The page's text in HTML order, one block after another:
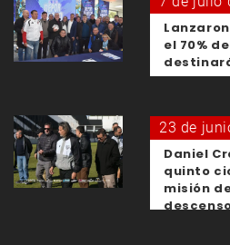
el 70%
23 de
Daniel
quinto
misión